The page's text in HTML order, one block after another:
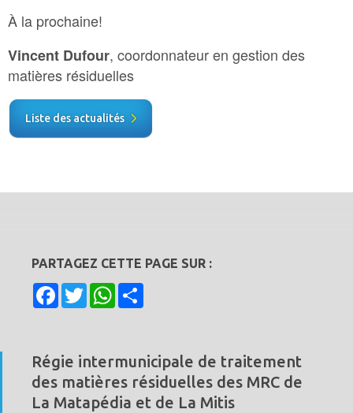
À la prochaine!
Vincent Dufour, coordonnateur en gestion des
matières résiduelles
Liste des actualités
PARTAGEZ CETTE PAGE SUR :
Facebook
TwitterWhatsApp
Régie intermunicipale de traitement
des matières résiduelles des MRC de
La Matapédia et de La Mitis